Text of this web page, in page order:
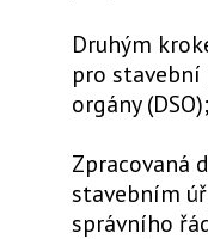
Druhým
pro
orgány
Zpracovaná
stavebním
správního